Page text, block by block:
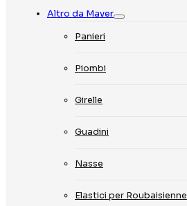
Altro da Maver
Panieri
Piombi
Girelle
Guadini
Nasse
Elastici per Roubaisienne